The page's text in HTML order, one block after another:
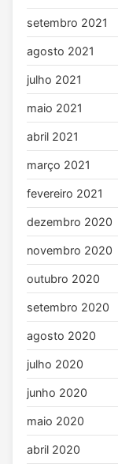
setembro 2021
agosto 2021
julho 2021
maio 2021
abril 2021
março 2021
fevereiro 2021
dezembro 2020
novembro 2020
outubro 2020
setembro 2020
agosto 2020
julho 2020
junho 2020
maio 2020
abril 2020